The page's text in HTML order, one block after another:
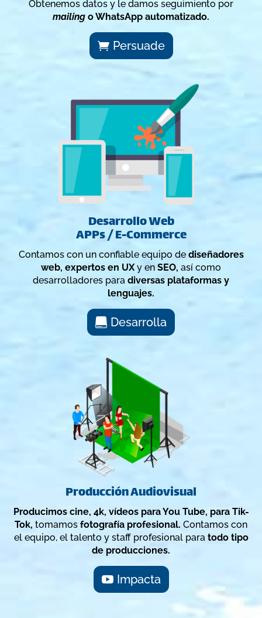
Obtenemos datos y le damos seguimiento por
mailing o WhatsApp automatizado.
Persuade
Desarrollo Web
APPs / E-Commerce
Contamos con un confiable equipo de diseñadores
web, expertos en UXy en SEO, así como
desarrolladores para diversas plataformas y
lenguajes.
Desarrolla
Producción Audiovisual
Producimos cine, 4k, vídeos para You Tube, para Tik-
Tok, tomamos fotografía profesional. Contamos con
el equipo, el talento y staff profesional para todo tipo
de producciones.
Impacta